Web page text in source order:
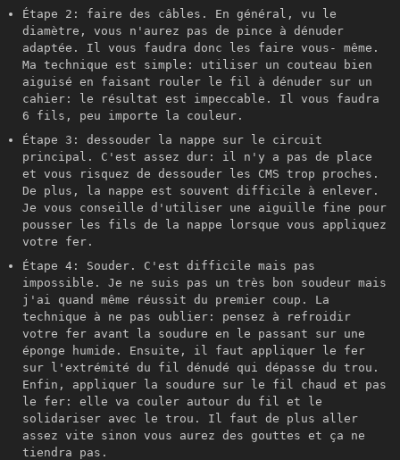
Étape 2: faire des câbles. En général, vu le
diamètre, vous n'aurez pas de pince à dénuder
adaptée. Il vous faudra donc les faire vous- même.
Ma technique est simple: utiliser un couteau bien
aiguisé en faisant rouler le fil à dénuder sur un
cahier: le résultat est impeccable. Il vous faudra
6 fils, peu importe la couleur.
Étape 3: dessouder la nappe sur le circuit
principal. C'est assez dur: il n'y a pas de place
et vous risquez de dessouder les CMS trop proches.
De plus, la nappe est souvent difficile à enlever.
Je vous conseille d'utiliser une aiguille fine pour
pousser les fils de la nappe lorsque vous appliquez
votre fer.
Étape 4: Souder. C'est difficile mais pas
impossible. Je ne suis pas un très bon soudeur mais
j'ai quand même réussit du premier coup. La
technique à ne pas oublier: pensez à refroidir
votre fer avant la soudure en le passant sur une
éponge humide. Ensuite, il faut appliquer le fer
sur l'extrémité du fil dénudé qui dépasse du trou.
Enfin, appliquer la soudure sur le fil chaud et pas
le fer: elle va couler autour du fil et le
solidariser avec le trou. Il faut de plus aller
assez vite sinon vous aurez des gouttes et ça ne
tiendra pas.